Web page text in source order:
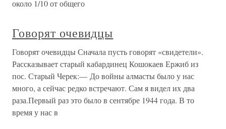
около 1/10 от общего
Говорят очевидцы
Говорят очевидцы Сначала пусть говорят «свидетели».
Рассказывает старый кабардинец Кошокаев Ержиб из
пос. Старый Черек:— До войны алмасты было у нас
много, а сейчас редко встречают. Сам я видел их два
раза.Первый раз это было в сентябре 1944 года. В то
время у нас в